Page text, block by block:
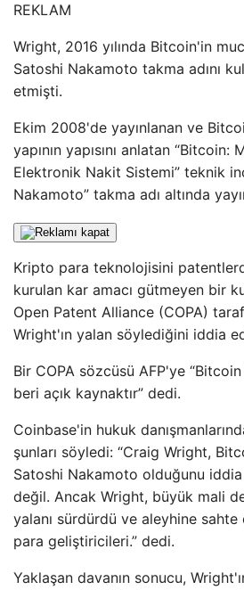
REKLAM
Wright, 2016 yılında Bitcoin'in
Satoshi Nakamoto takma adını
etmişti.
Ekim 2008'de yayınlanan ve
yapının yapısını anlatan “Bitcoin:
Elektronik Nakit Sistemi” teknik
Nakamoto” takma adı altında
Kripto para teknolojisini
kurulan kar amacı gütmeyen bir
Open Patent Alliance (COPA)
Wright'ın yalan söylediğini iddia
Bir COPA sözcüsü AFP'ye “Bitcoin
beri açık kaynaktır” dedi.
Coinbase'in hukuk
şunları söyledi: “Craig Wright,
Satoshi Nakamoto olduğunu
değil. Ancak Wright, büyük mali
yalanı sürdürdü ve aleyhine
para geliştiricileri.” dedi.
Yaklaşan davanın sonucu,